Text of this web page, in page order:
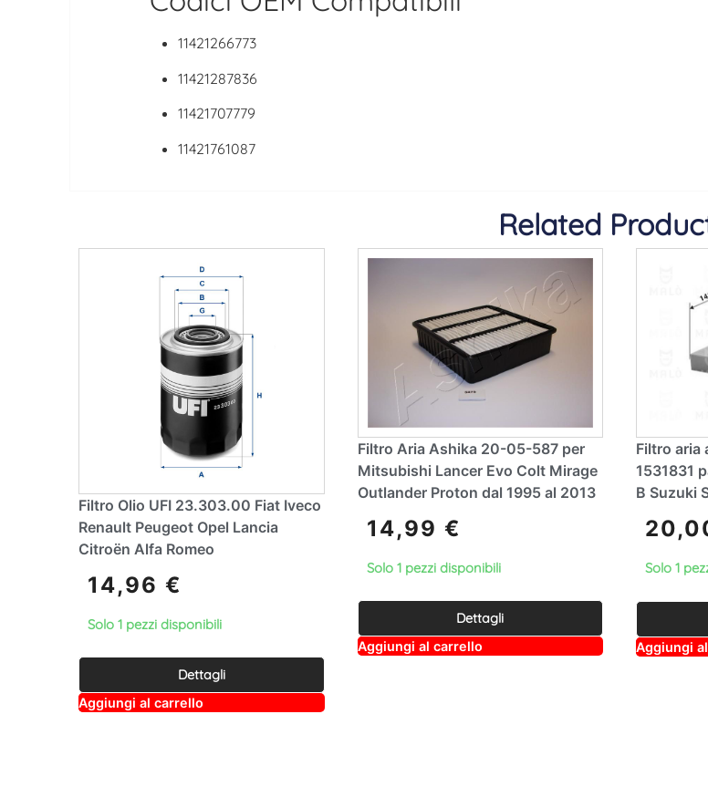
11421266773
11421287836
11421707779
11421761087
Related
Filtro Olio UFI 23.303.00 Fiat Iveco
Renault Peugeot Opel Lancia
Citroën Alfa Romeo
14,96€
Solo 1 pezzi disponibili
Dettagli
Aggiungi al carrello
lt
Filtro Aria Ashika 20-05-587 per
Mitsubishi Lancer Evo Colt Mirage
Outlander Proton dal 1995 al 2013
14,99 €
Solo 1 pezzi disponibili
Dettagli
Aggiungi al carrello
lt
Filtro aria
1531831
B Suzuki
Solo 1
Aggiungi